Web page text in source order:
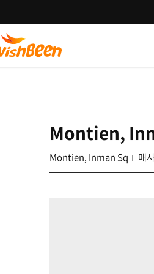
Montien,
Montien, Inman Sq 매